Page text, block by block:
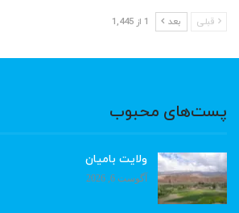
قبلی بعد 1 از 1,445
پست‌های محبوب
ولایت بامیان
آگوست 6, 2026